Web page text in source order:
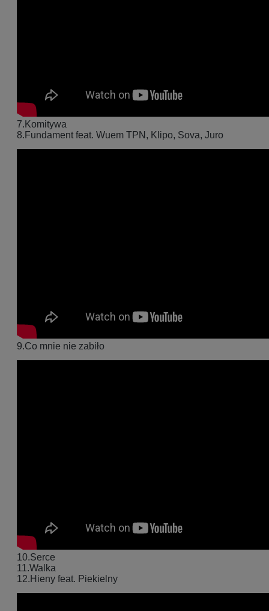
7.Komitywa
8.Fundament feat. Wuem TPN, Klipo, Sova, Juro
9.Co mnie nie zabiło
10.Serce
11.Walka
12.Hieny feat. Piekielny